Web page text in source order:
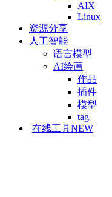
AIX
Linux
资源分享
人工智能
语言模型
AI绘画
作品
插件
模型
tag
在线工具NEW